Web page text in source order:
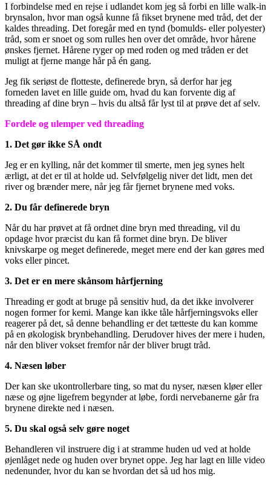
I forbindelse med en rejse i udlandet kom jeg så forbi en lille walk-in
brynsalon, hvor man også kunne få fikset brynene med tråd, det der
kaldes threading. Det foregår med en tynd (bomulds- eller polyester)
tråd, som er snoet og som rulles hen over det område, hvor hårene
ønskes fjernet. Hårene ryger op med roden og med tråden er det
muligt at fjerne mange hår på én gang.
Jeg fik seriøst de flotteste, definerede bryn, så derfor har jeg
forneden lavet en lille guide om, hvad du kan forvente dig af
threading af dine bryn – hvis du altså får lyst til at prøve det af selv.
Fordele og ulemper ved threading
1. Det gør ikke SÅ ondt
Jeg er en kylling, når det kommer til smerte, men jeg synes helt
ærligt, at det er til at holde ud. Selvfølgelig niver det lidt, men det
river og brænder mere, når jeg får fjernet brynene med voks.
2. Du får definerede bryn
Når du har prøvet at få ordnet dine bryn med threading, vil du
opdage hvor præcist du kan få formet dine bryn. De bliver
knivskarpe og meget definerede, meget mere end der kan gøres med
voks eller pincet.
3. Det er en mere skånsom hårfjerning
Threading er godt at bruge på sensitiv hud, da det ikke involverer
nogen former for kemi. Mange kan ikke tåle hårfjerningsvoks eller
reagerer på det, så denne behandling er det tætteste du kan komme
på en økologisk brynbehandling. Derudover hives der mere i huden,
når den bliver vokset fremfor når der bliver brugt tråd.
4. Næsen løber
Der kan ske ukontrollerbare ting, so mat du nyser, næsen kløer eller
næse og øjne ligefrem begynder at løbe, fordi nervebanerne går fra
brynene direkte ned i næsen.
5. Du skal også selv gøre noget
Behandleren vil instruere dig i at stramme huden ud ved at holde
øjenlåget nede og huden over brynet oppe. Jeg har lagt en lille video
nedenunder, hvor du kan se hvordan det så ud hos mig.